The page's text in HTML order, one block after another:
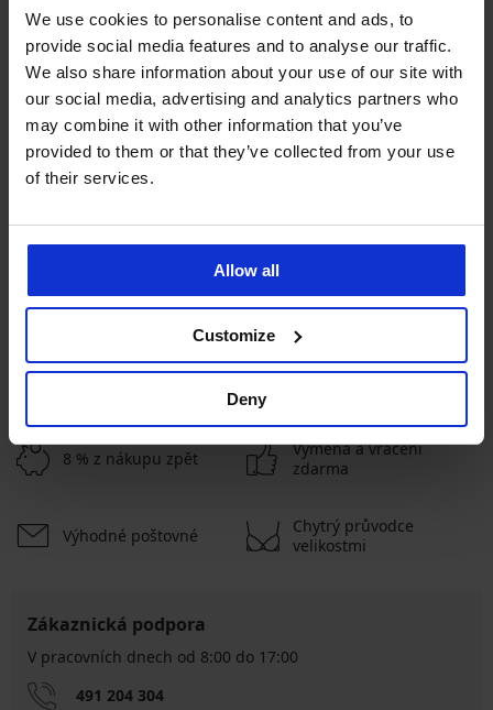
We use cookies to personalise content and ads, to
provide social media features and to analyse our traffic.
We also share information about your use of our site with
our social media, advertising and analytics partners who
may combine it with other information that you’ve
provided to them or that they’ve collected from your use
of their services.
Allow all
Customize
Deny
Nejoblíbenější značky
Astratex
Dorina
Nejčastěji vybírané barvy
smetanová bílá
80/E
8 % z nákupu zpět
Výměna a vrácení
zdarma
Výhodné poštovné
Chytrý průvodce
velikostmi
Zákaznická podpora
V pracovních dnech od 8:00 do 17:00
491 204 304